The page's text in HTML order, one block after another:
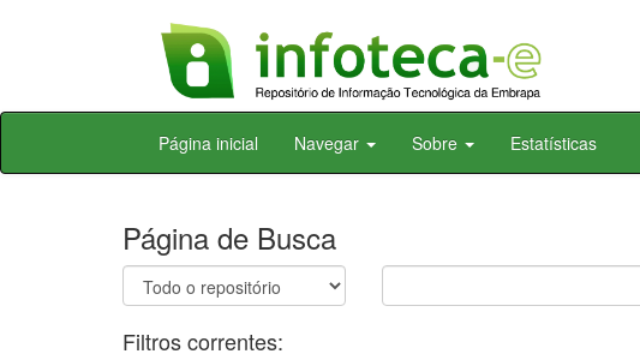
Skip
Página inicial Navegar Sobre Estatísticas
Página de Busca
Filtros correntes: